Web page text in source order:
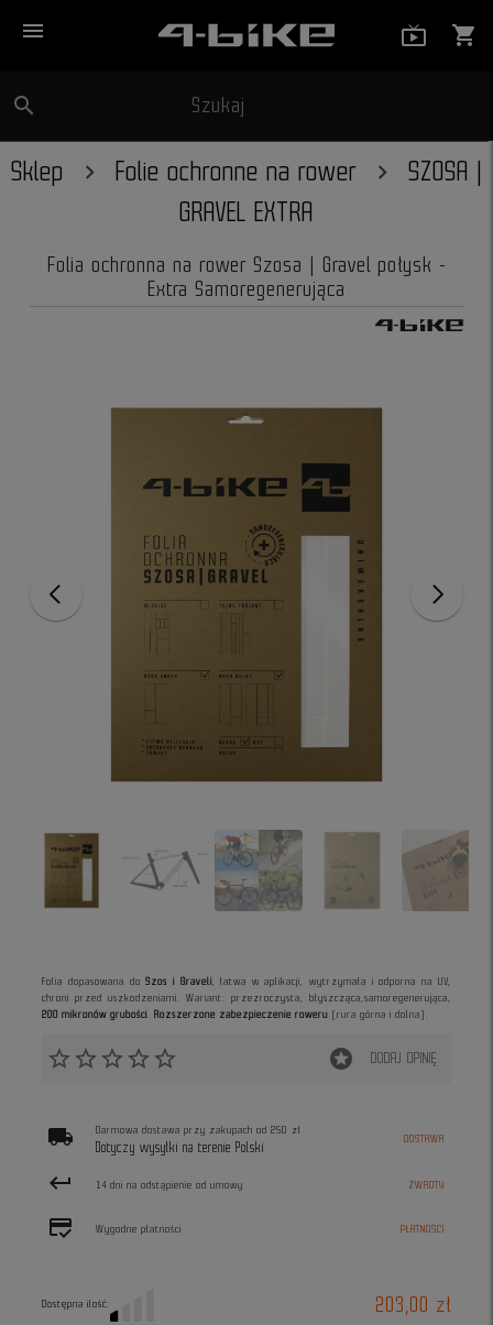
menu shopping_cart
search Szukaj
Sklep Folie ochronne na rower
SZOSA |
GRAVEL EXTRA
Folia ochronna na rower Szosa | Gravel połysk -
Extra Samoregenerująca
Folia dopasowana doSzos i Graveli, łatwa w aplikacji, wytrzymała i odporna na UV,
chroni przed uszkodzeniami. Wariant: przezroczysta, błyszcząca,samoregenerująca,
200 mikronów grubości. Rozszerzone zabezpieczenie roweru (rura górna i dolna).
star_borderstar_borderstar_borderstar_borderstar_border stars DODAJ OPINIĘ
local_shipping Darmowa dostawa przy zakupach od 250 zł
Dotyczy wysyłki na terenie Polski
DOSTAWA
keyboard_return 14 dni na odstąpienie od umowy ZWROTY
credit_score Wygodne płatności PŁATNOŚCI
Dostępna ilość: 203,00 zł